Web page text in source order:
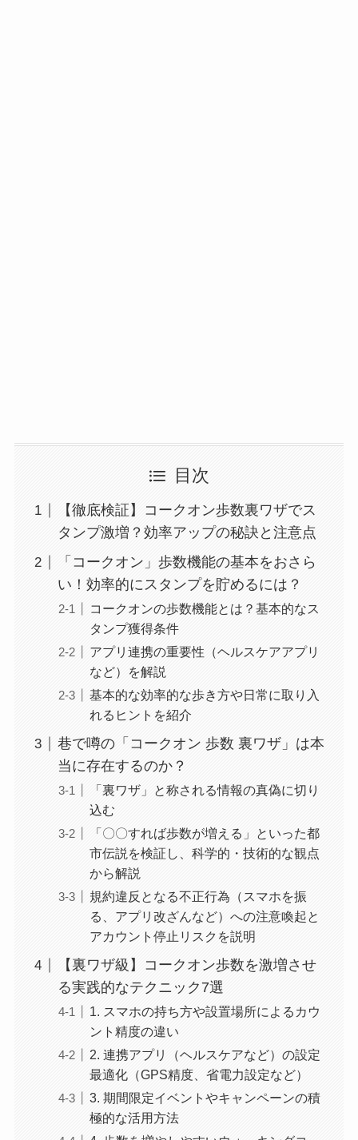
目次
【徹底検証】コークオン歩数裏ワザでス
タンプ激増？効率アップの秘訣と注意点
「コークオン」歩数機能の基本をおさら
い！効率的にスタンプを貯めるには？
コークオンの歩数機能とは？基本的なス
タンプ獲得条件
アプリ連携の重要性（ヘルスケアアプリ
など）を解説
基本的な効率的な歩き方や日常に取り入
れるヒントを紹介
巷で噂の「コークオン 歩数 裏ワザ」は本
当に存在するのか？
「裏ワザ」と称される情報の真偽に切り
込む
「〇〇すれば歩数が増える」といった都
市伝説を検証し、科学的・技術的な観点
から解説
規約違反となる不正行為（スマホを振
る、アプリ改ざんなど）への注意喚起と
アカウント停止リスクを説明
【裏ワザ級】コークオン歩数を激増させ
る実践的なテクニック7選
1. スマホの持ち方や設置場所によるカウ
ント精度の違い
2. 連携アプリ（ヘルスケアなど）の設定
最適化（GPS精度、省電力設定など）
3. 期間限定イベントやキャンペーンの積
極的な活用方法